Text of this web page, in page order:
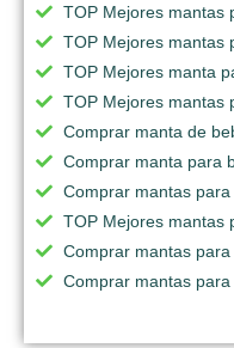
TOP Mejores mantas
TOP Mejores mantas
TOP Mejores manta
TOP Mejores mantas
Comprar manta de
Comprar manta para
Comprar mantas
TOP Mejores mantas
Comprar mantas
Comprar mantas